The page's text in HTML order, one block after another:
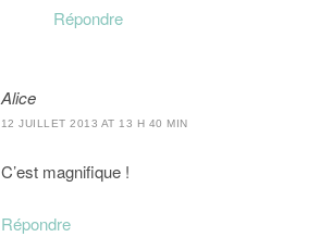
Répondre
Alice
12 JUILLET 2013 AT 13 H 40 MIN
C’est magnifique !
Répondre